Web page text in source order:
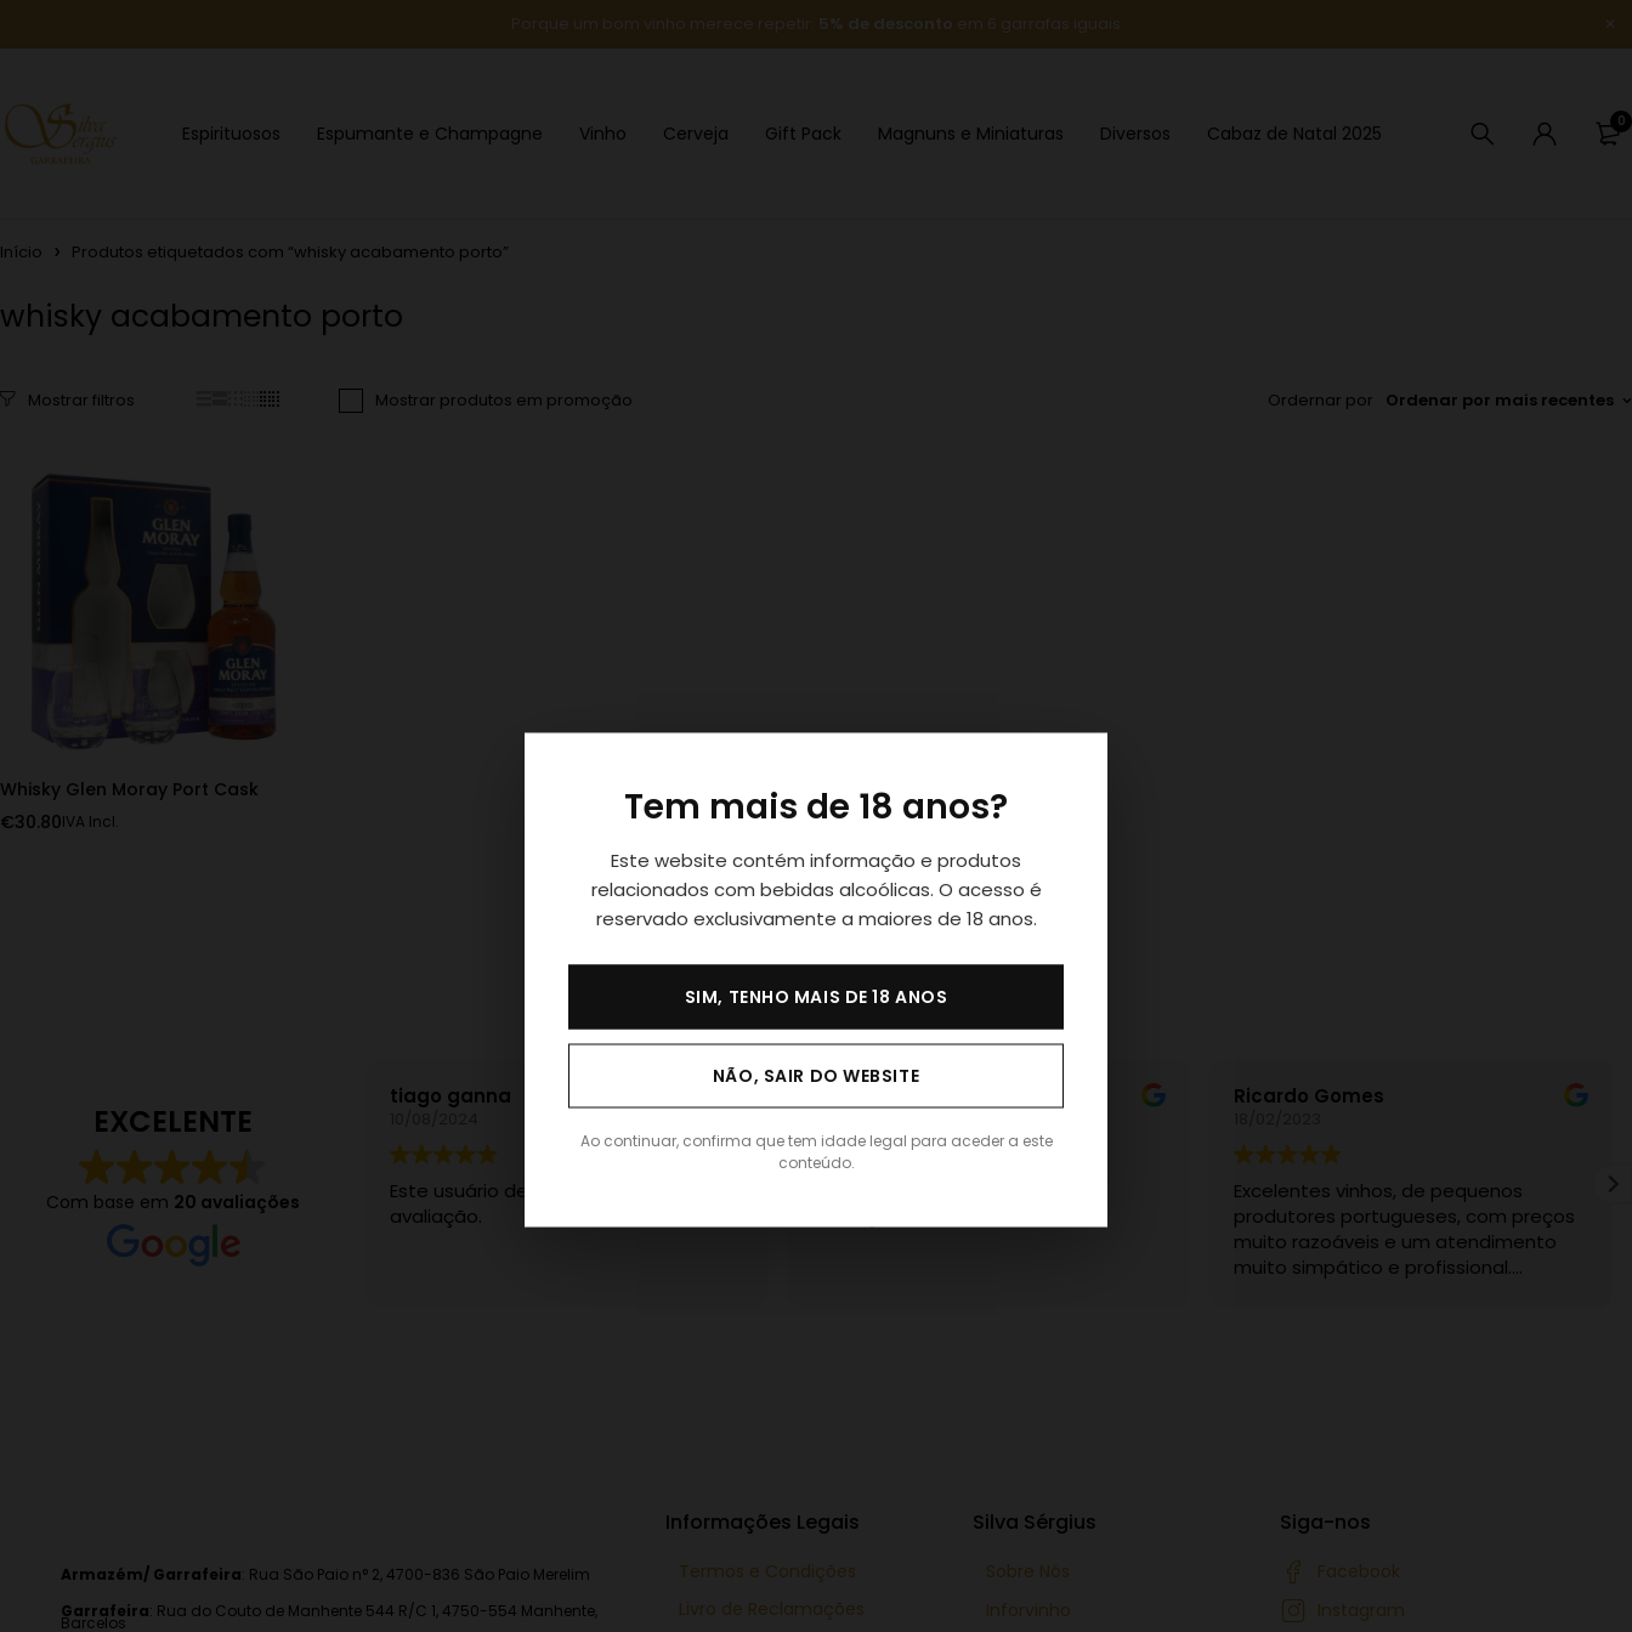
Porque um bom vinho merece repetir: 5% de desconto em 6 garrafas iguais
Espirituosos Espumante e Champagne Vinho Cerveja Gift Pack Magnuns e Miniaturas Diversos Cabaz de Natal 2025
0
Início Produtos etiquetados com “whisky acabamento porto”
whisky acabamento porto
Mostrar produtos em promoção Ordernar por Ordenar por mais recentes
Whisky Glen Moray Port Cask
€30.80IVA Incl.
EXCELENTE
Com base em 20 avaliações
tiago ganna
Este usuário deixou apenas uma
avaliação.
Ricardo Gomes
Excelentes vinhos, de pequenos
produtores portugueses, com preços
muito razoáveis e um atendimento
muito simpático e profissional.
Armazém/ Garrafeira: Rua São Paio n° 2, 4700-836 São Paio Merelim
Garrafeira: Rua do Couto de Manhente 544 R/C 1, 4750-554 Manhente,
Barcelos
Informações Legais
Termos e Condições
Livro de Reclamações
Silva Sérgius
Sobre Nós
Inforvinho
Siga-nos
Facebook
Instagram
Tem mais de 18 anos?
Este website contém informação e produtos
relacionados com bebidas alcoólicas. O acesso é
reservado exclusivamente a maiores de 18 anos.
SIM, TENHO MAIS DE 18 ANOS
NÃO, SAIR DO WEBSITE
Ao continuar, confirma que tem idade legal para aceder a este
conteúdo.